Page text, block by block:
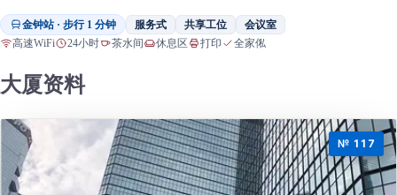
金钟站 · 步行 1 分钟 服务式 共享工位 会议室
高速WiFi 24小时 茶水间 休息区 打印 全家俬
大厦资料
№ 117